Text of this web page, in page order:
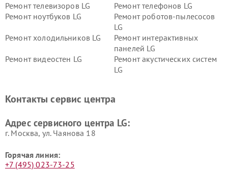
Ремонт телевизоров LG
Ремонт телефонов LG
Ремонт ноутбуков LG
Ремонт роботов-пылесосов
LG
Ремонт холодильников LG
Ремонт интерактивных
панелей LG
Ремонт видеостен LG
Ремонт акустических систем
LG
Ремонт морозильных камер
Ремонт вертикальных
Контакты сервис центра
Адрес сервисного центра LG:
г. Москва, ул. Чаянова 18
Горячая линия:
+7 (495) 023-73-25